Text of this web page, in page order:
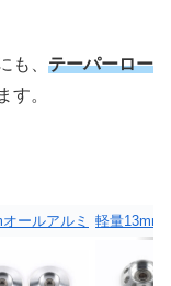
も、 テーパーロー
す。
ールアルミ 軽量13mm